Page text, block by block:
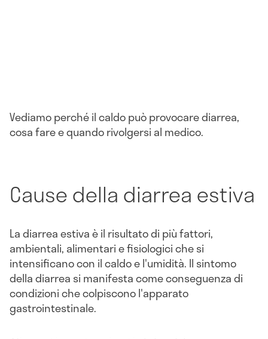
Vediamo perché il caldo può provocare diarrea,
cosa fare e quando rivolgersi al medico.
Cause della diarrea estiva
La diarrea estiva è il risultato di più fattori,
ambientali, alimentari e fisiologici che si
intensificano con il caldo e l'umidità. Il sintomo
della diarrea si manifesta come conseguenza di
condizioni che colpiscono l'apparato
gastrointestinale.